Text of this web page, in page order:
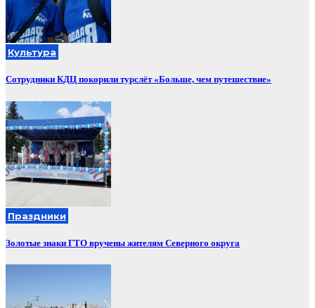
Культура
Сотрудники КДЦ покорили турслёт «Больше, чем путешествие»
Праздники
Золотые знаки ГТО вручены жителям Северного округа